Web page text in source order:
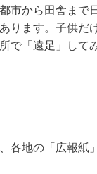
市から田舎まで
ります。子供だ
で「遠足」して
各地の「広報紙